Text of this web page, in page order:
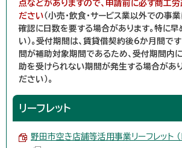
点などがありますので、申請前に必ず商工
ださい（小売・飲食・サービス業以外での事
確認に日数を要する場合があります。特に早
い）。受付期間は、賃貸借契約後6か月間で
間が補助対象期間であるため、受付期間内
助を受けられない期間が発生する場合があ
ださい）。
リーフレット
野田市空き店舗等活用事業リーフレット